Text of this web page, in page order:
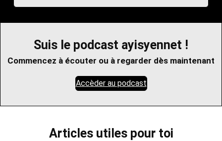
Suis le podcast ayisyennet !
Commencez à écouter ou à regarder dès maintenant
Accèder au podcast
Articles utiles pour toi